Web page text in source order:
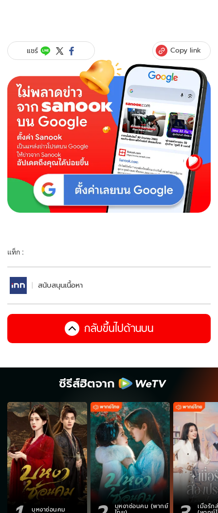
แชร์ Copy link
แท็ก :
สนับสนุนเนื้อหา
กลับขึ้นไปด้านบน
ซีรีส์ฮิตจาก
บุหงาซ่อนคม บุหงาซ่อนคม (พากย์ เมื่อรัก